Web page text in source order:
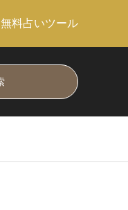
無料占いツール